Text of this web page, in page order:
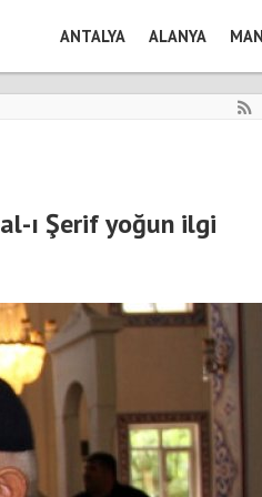
ANTALYA ALANYA
ı Şerif yoğun ilgi